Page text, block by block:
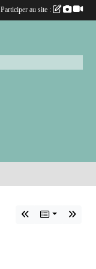
Participer au site :